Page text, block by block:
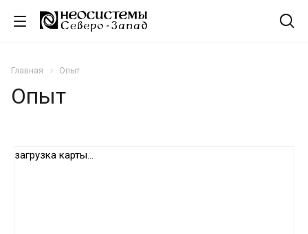
Главная Опыт
Опыт
загрузка карты...